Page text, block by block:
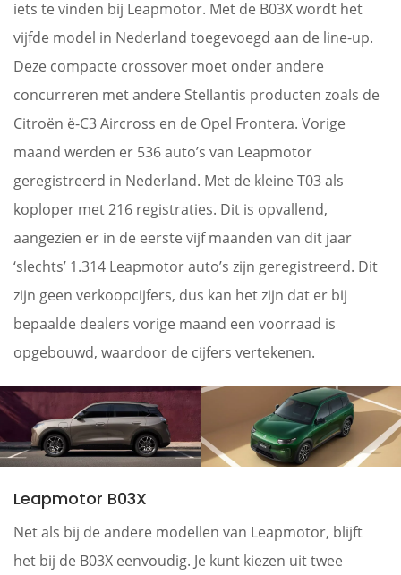
iets te vinden bij Leapmotor. Met de B03X wordt het
vijfde model in Nederland toegevoegd aan de line-up.
Deze compacte crossover moet onder andere
concurreren met andere Stellantis producten zoals de
Citroën ë-C3 Aircross en de Opel Frontera. Vorige
maand werden er 536 auto’s van Leapmotor
geregistreerd in Nederland. Met de kleine T03 als
koploper met 216 registraties. Dit is opvallend,
aangezien er in de eerste vijf maanden van dit jaar
‘slechts’ 1.314 Leapmotor auto’s zijn geregistreerd. Dit
zijn geen verkoopcijfers, dus kan het zijn dat er bij
bepaalde dealers vorige maand een voorraad is
opgebouwd, waardoor de cijfers vertekenen.
Leapmotor B03X
Net als bij de andere modellen van Leapmotor, blijft
het bij de B03X eenvoudig. Je kunt kiezen uit twee